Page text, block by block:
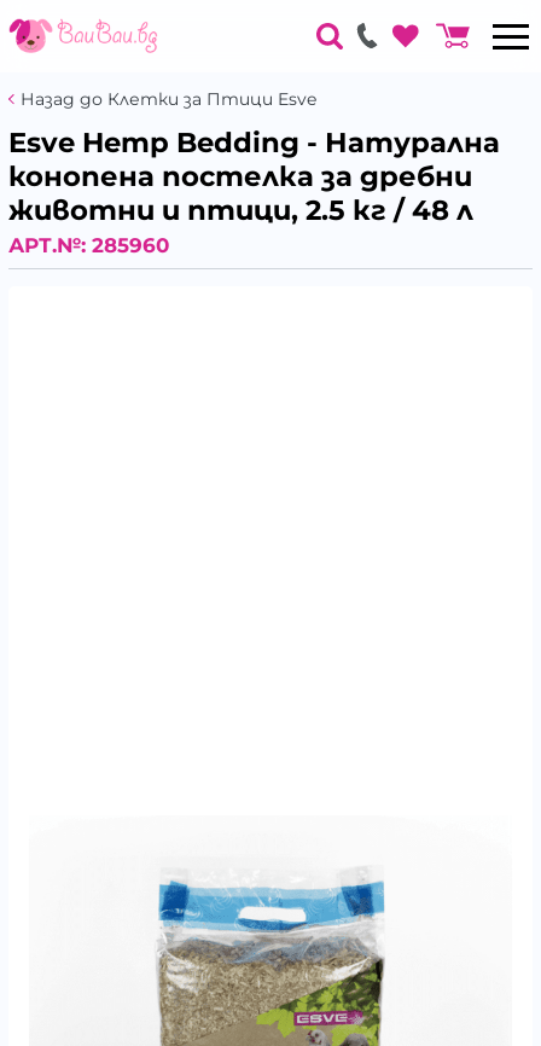
Назад до Клетки за Птици Esve
Esve Hemp Bedding - Натурална
конопена постелка за дребни
животни и птици, 2.5 кг / 48 л
АРТ.№: 285960